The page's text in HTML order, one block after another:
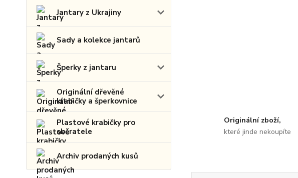
Jantary z Ukrajiny
Sady a kolekce jantarů
Šperky z jantaru
Originální dřevěné
krabičky a šperkovnice
Plastové krabičky pro
sběratele
Archiv prodaných kusů
Originální zboží,
které jinde nekoupíte